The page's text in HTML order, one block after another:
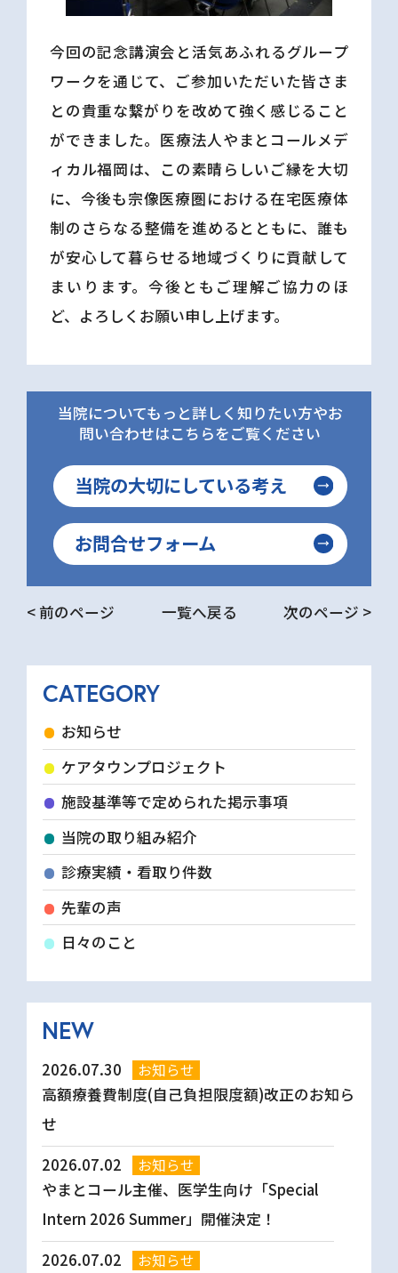
今回の記念講演会と活気あふれるグループ
ワークを通じて、ご参加いただいた皆さま
との貴重な繋がりを改めて強く感じること
ができました。医療法人やまとコールメデ
ィカル福岡は、この素晴らしいご縁を大切
に、今後も宗像医療圏における在宅医療体
制のさらなる整備を進めるとともに、誰も
が安心して暮らせる地域づくりに貢献して
まいります。今後ともご理解ご協力のほ
ど、よろしくお願い申し上げます。
当院についてもっと詳しく知りたい方やお
問い合わせはこちらをご覧ください
当院の大切にしている考え
お問合せフォーム
< 前のページ 一覧へ戻る 次のページ >
CATEGORY
お知らせ
ケアタウンプロジェクト
施設基準等で定められた掲示事項
当院の取り組み紹介
診療実績・看取り件数
先輩の声
日々のこと
NEW
2026.07.30 お知らせ
高額療養費制度(自己負担限度額)改正のお知ら
せ
2026.07.02
お知らせ
やまとコール主催、医学生向け「Special
Intern 2026 Summer」開催決定！
2026.07.02
お知らせ